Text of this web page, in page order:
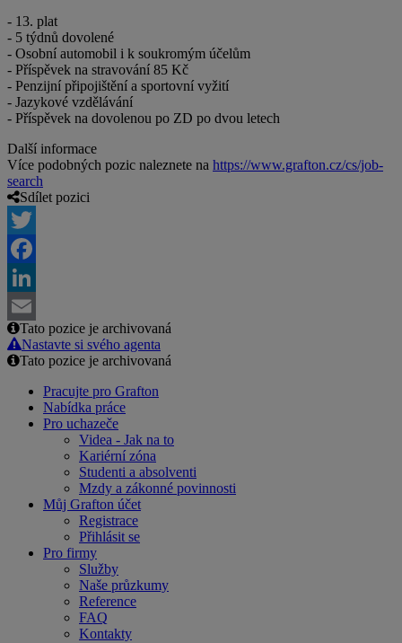
- 13. plat
- 5 týdnů dovolené
- Osobní automobil i k soukromým účelům
- Příspěvek na stravování 85 Kč
- Penzijní připojištění a sportovní vyžití
- Jazykové vzdělávání
- Příspěvek na dovolenou po ZD po dvou letech
Další informace
Více podobných pozic naleznete na https://www.grafton.cz/cs/job-
search
Sdílet pozici
Twitter
Facebook
LinkedIn
Email
Tato pozice je archivovaná
Nastavte si svého agenta
Tato pozice je archivovaná
Pracujte pro Grafton
Nabídka práce
Pro uchazeče
Videa - Jak na to
Kariérní zóna
Studenti a absolventi
Mzdy a zákonné povinnosti
Můj Grafton účet
Registrace
Přihlásit se
Pro firmy
Služby
Naše průzkumy
Reference
FAQ
Kontakty